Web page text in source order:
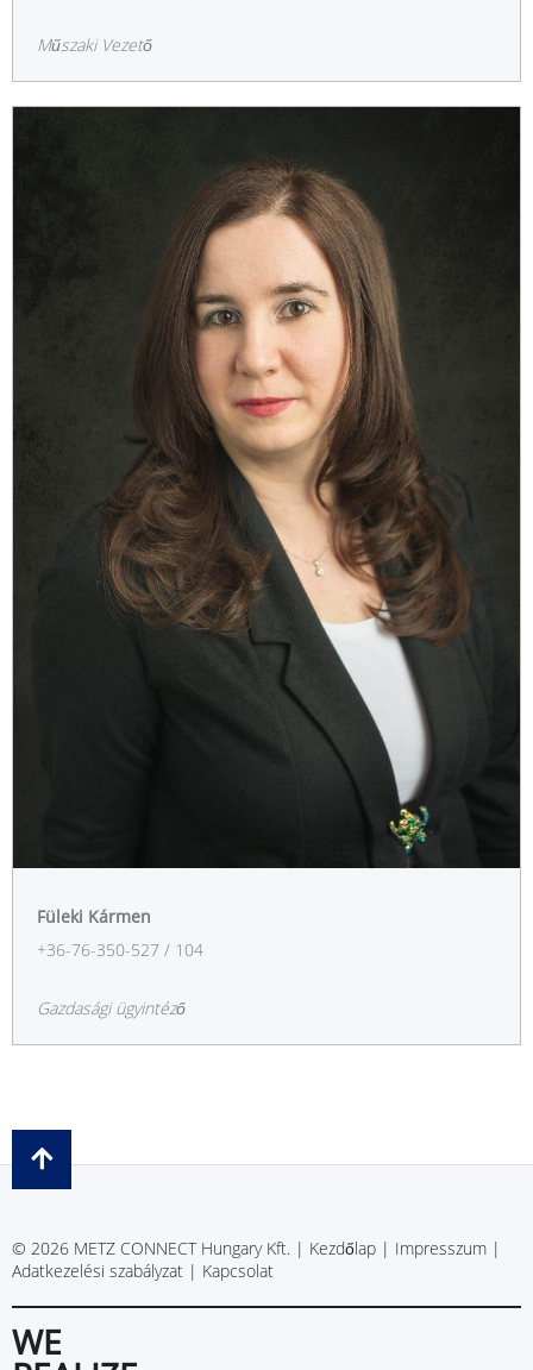
Műszaki Vezető
Füleki Kármen
+36-76-350-527 / 104
Gazdasági ügyintéző
© 2026 METZ CONNECT Hungary Kft. | Kezdőlap | Impresszum |
Adatkezelési szabályzat | Kapcsolat
WE